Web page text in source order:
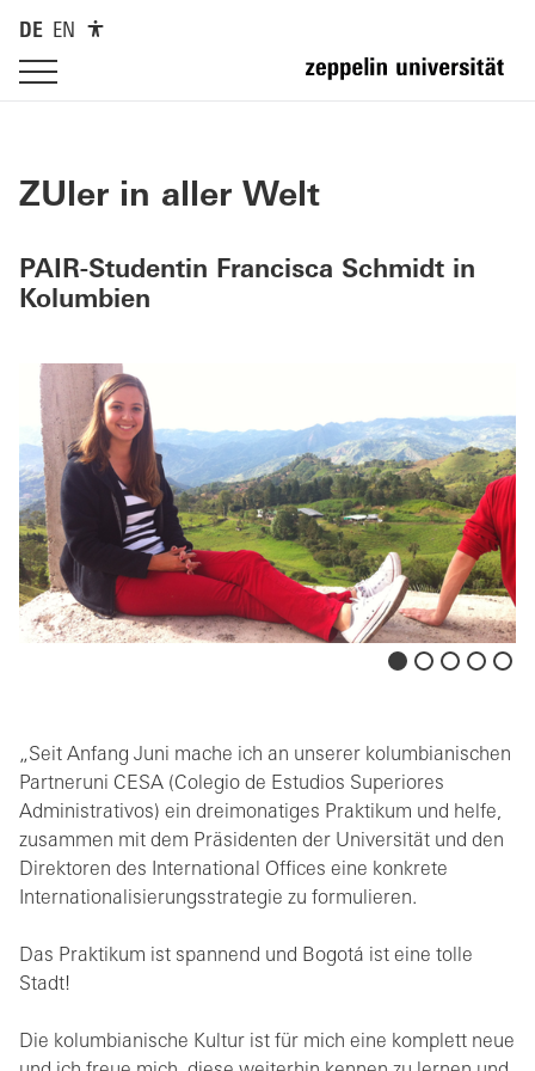
DE EN
ZUler in aller Welt
PAIR-Studentin Francisca Schmidt in
Kolumbien
„Seit Anfang Juni mache ich an unserer kolumbianischen
Partneruni CESA (Colegio de Estudios Superiores
Administrativos) ein dreimonatiges Praktikum und helfe,
zusammen mit dem Präsidenten der Universität und den
Direktoren des International Offices eine konkrete
Internationalisierungsstrategie zu formulieren.
Das Praktikum ist spannend und Bogotá ist eine tolle
Stadt!
Die kolumbianische Kultur ist für mich eine komplett neue